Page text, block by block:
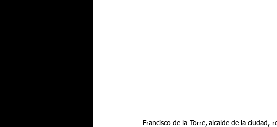
Francisco de la Torre, alcalde de la ciudad,